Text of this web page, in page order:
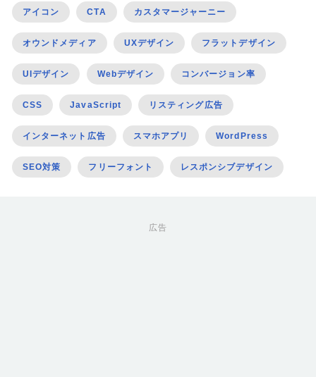
アイコン CTA カスタマージャーニー
オウンドメディア UXデザイン フラットデザイン
UIデザイン Webデザイン コンバージョン率
CSS JavaScript リスティング広告
インターネット広告 スマホアプリ WordPress
SEO対策 フリーフォント レスポンシブデザイン
広告